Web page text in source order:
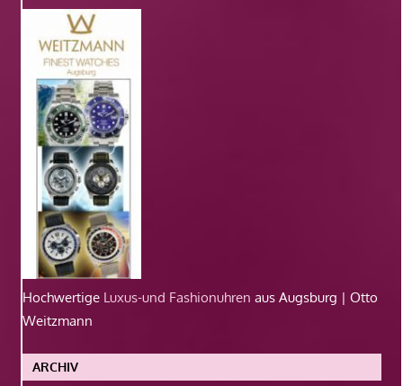
Hochwertige Luxus-und Fashionuhren aus Augsburg | Otto
Weitzmann
ARCHIV